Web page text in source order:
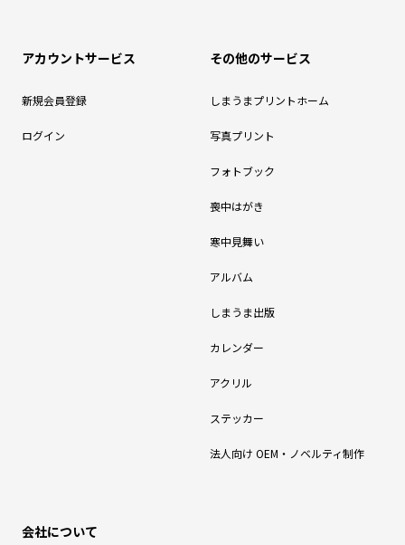
アカウントサービス
新規会員登録
ログイン
その他のサービス
しまうまプリントホーム
写真プリント
フォトブック
喪中はがき
寒中見舞い
アルバム
しまうま出版
カレンダー
アクリル
ステッカー
法人向け OEM・ノベルティ制作
会社について